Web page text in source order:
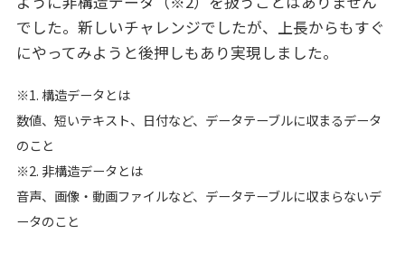
でした。新しいチャレンジでしたが、上長からもすぐ
にやってみようと後押しもあり実現しました。
※1. 構造データとは
数値、短いテキスト、日付など、データテーブルに収まるデータ
のこと
※2. 非構造データとは
音声、画像・動画ファイルなど、データテーブルに収まらないデ
ータのこと